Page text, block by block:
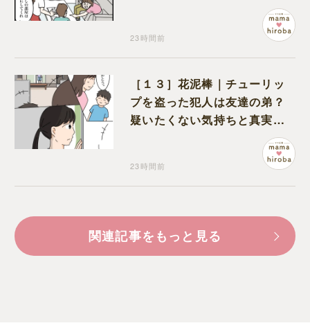
り上がる義家族を置いて実家
23時間前
［１３］花泥棒｜チューリッ
プを盗った犯人は友達の弟？
疑いたくない気持ちと真実の
23時間前
関連記事をもっと見る